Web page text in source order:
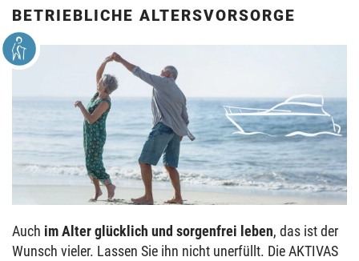
BETRIEBLICHE ALTERSVORSORGE
Auch im Alter glücklich und sorgenfrei leben, das ist der
Wunsch vieler. Lassen Sie ihn nicht unerfüllt. Die AKTIVAS